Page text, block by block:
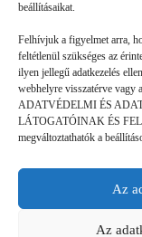
beállításaikat.
Felhívjuk a figyelmet arra,
feltétlenül szükséges az
ilyen jellegű adatkezelés
webhelyre visszatérve
ADATVÉDELMI ÉS
LÁTOGATÓINAK ÉS
megváltoztathatók a
Az
Az
GYEREKSZEM
B. L. élményei: Ha
akadt, a mókusok
mókusok a
ki…
legjobbtaborok.hu